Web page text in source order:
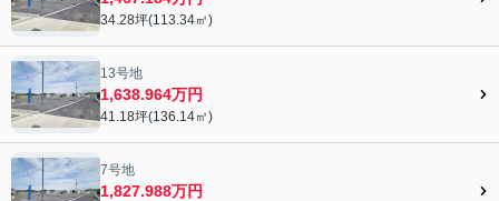
34.28坪(113.34㎡)
13号地
1,638.964万円
41.18坪(136.14㎡)
7号地
1,827.988万円